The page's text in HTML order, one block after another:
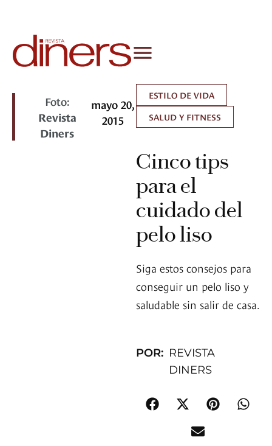
Foto:
Revista
Diners
mayo 20,
2015
ESTILO DE VIDA
SALUD Y FITNESS
Cinco tips
para el
cuidado del
pelo liso
Siga estos consejos para
conseguir un pelo liso y
saludable sin salir de casa.
POR: REVISTA
DINERS